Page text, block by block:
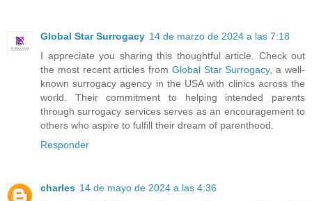
Global Star Surrogacy 14 de marzo de 2024 a las 7:18
I appreciate you sharing this thoughtful article. Check out
the most recent articles from Global Star Surrogacy, a well-
known surrogacy agency in the USA with clinics across the
world. Their commitment to helping intended parents
through surrogacy services serves as an encouragement to
others who aspire to fulfill their dream of parenthood.
Responder
charles 14 de mayo de 2024 a las 4:36